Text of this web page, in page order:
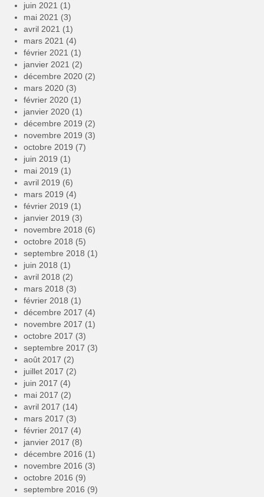
juin 2021 (1)
mai 2021 (3)
avril 2021 (1)
mars 2021 (4)
février 2021 (1)
janvier 2021 (2)
décembre 2020 (2)
mars 2020 (3)
février 2020 (1)
janvier 2020 (1)
décembre 2019 (2)
novembre 2019 (3)
octobre 2019 (7)
juin 2019 (1)
mai 2019 (1)
avril 2019 (6)
mars 2019 (4)
février 2019 (1)
janvier 2019 (3)
novembre 2018 (6)
octobre 2018 (5)
septembre 2018 (1)
juin 2018 (1)
avril 2018 (2)
mars 2018 (3)
février 2018 (1)
décembre 2017 (4)
novembre 2017 (1)
octobre 2017 (3)
septembre 2017 (3)
août 2017 (2)
juillet 2017 (2)
juin 2017 (4)
mai 2017 (2)
avril 2017 (14)
mars 2017 (3)
février 2017 (4)
janvier 2017 (8)
décembre 2016 (1)
novembre 2016 (3)
octobre 2016 (9)
septembre 2016 (9)